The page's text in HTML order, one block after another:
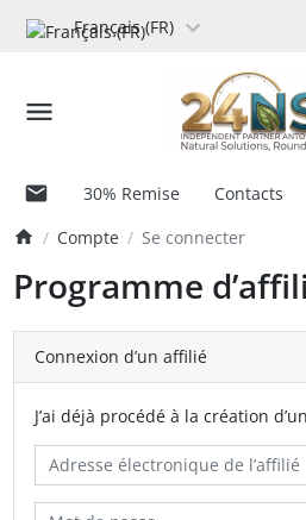
Français (FR)
30% Remise Contacts
Compte
Se connecter
Programme
Connexion d’un affilié
J’ai déjà procédé à la création